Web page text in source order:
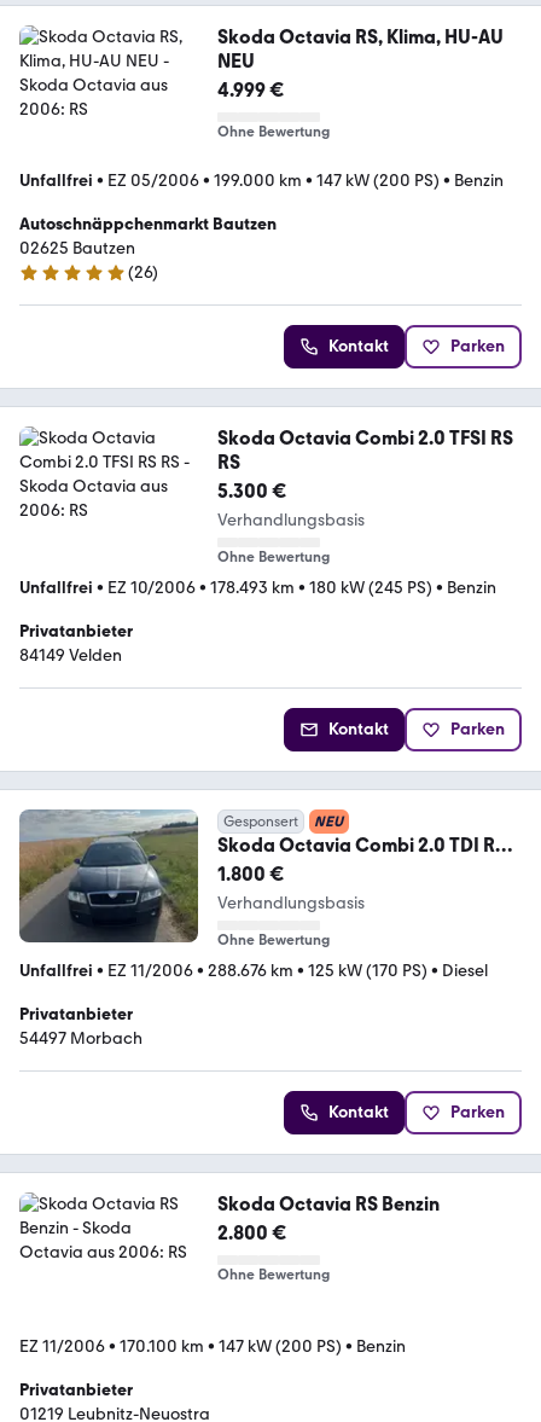
Skoda Octavia RS, Klima, HU-AU
NEU
4.999 €
Ohne Bewertung
Unfallfrei • EZ 05/2006• 199.000 km • 147 kW (200 PS) • Benzin
Autoschnäppchenmarkt Bautzen
02625 Bautzen
4.8 Sterne
(26)
Kontakt Parken
Skoda Octavia Combi 2.0 TFSI RS
RS
5.300 €
Verhandlungsbasis
Ohne Bewertung
Unfallfrei • EZ 10/2006• 178.493 km • 180 kW (245 PS) • Benzin
Privatanbieter
84149 Velden
Kontakt Parken
Gesponsert NEU
Skoda Octavia Combi 2.0 TDI RS
RS
1.800 €
Verhandlungsbasis
Ohne Bewertung
Unfallfrei • EZ 11/2006• 288.676 km • 125 kW (170 PS) • Diesel
Privatanbieter
54497 Morbach
Kontakt Parken
Skoda Octavia RS Benzin
2.800 €
Ohne Bewertung
EZ 11/2006• 170.100 km • 147 kW (200 PS) • Benzin
Privatanbieter
01219 Leubnitz-Neuostra